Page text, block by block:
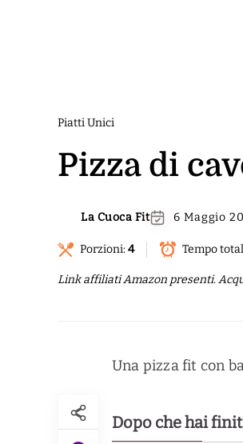
Piatti Unici
Pizza di
La Cuoca Fit 6 Maggio
Porzioni:4 Tempo
Link affiliati Amazon presenti.
Una pizza fit con
Dopo che hai